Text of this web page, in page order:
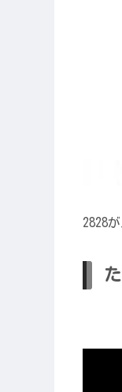
2828